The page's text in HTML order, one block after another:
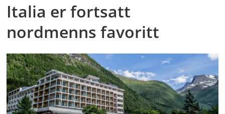
Italia er fortsatt
nordmenns favoritt